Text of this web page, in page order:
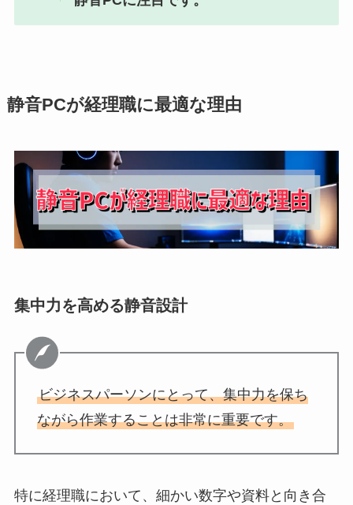
静音PCが経理職に最適な理由
集中力を高める静音設計
ビジネスパーソンにとって、集中力を保ち
ながら作業することは非常に重要です。
特に経理職において、細かい数字や資料と向き合